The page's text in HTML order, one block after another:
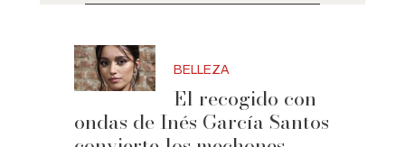
BELLEZA
El recogido con
ondas de Inés García Santos